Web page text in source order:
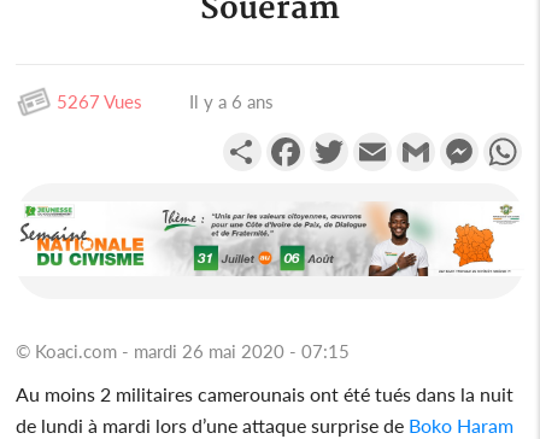
Soueram
5267 Vues Il y a 6 ans
PartagerFacebookTwitterEmail Gmail
© Koaci.com - mardi 26 mai 2020 - 07:15
Au moins 2 militaires camerounais ont été tués dans la nuit
de lundi à mardi lors d’une attaque surprise de Boko Haram